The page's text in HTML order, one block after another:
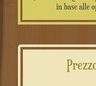
in base alle